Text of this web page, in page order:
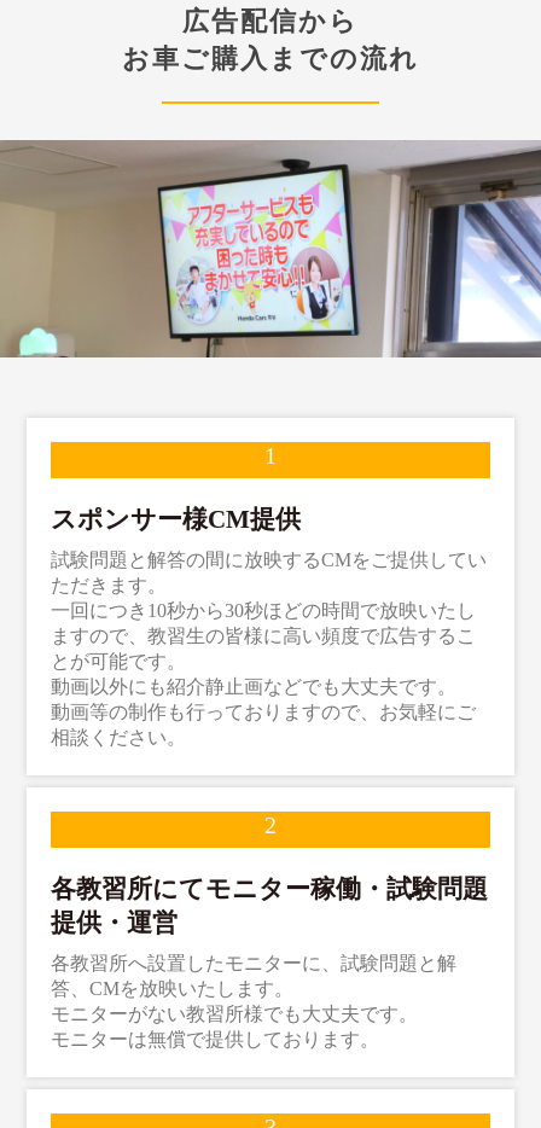
広告配信から
お車ご購入までの流れ
スポンサー様CM提供
試験問題と解答の間に放映するCMをご提供してい
ただきます。
一回につき10秒から30秒ほどの時間で放映いたし
ますので、教習生の皆様に高い頻度で広告するこ
とが可能です。
動画以外にも紹介静止画などでも大丈夫です。
動画等の制作も行っておりますので、お気軽にご
相談ください。
各教習所にてモニター稼働・試験問題
提供・運営
各教習所へ設置したモニターに、試験問題と解
答、CMを放映いたします。
モニターがない教習所様でも大丈夫です。
モニターは無償で提供しております。